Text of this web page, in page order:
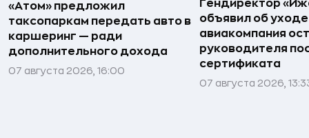
«Атом» предложил
таксопаркам передать авто в
каршеринг — ради
дополнительного дохода
07 августа 2026, 16:00
Гендиректор
объявил об
авиакомпания
руководителя
сертификата
07 августа 2026,